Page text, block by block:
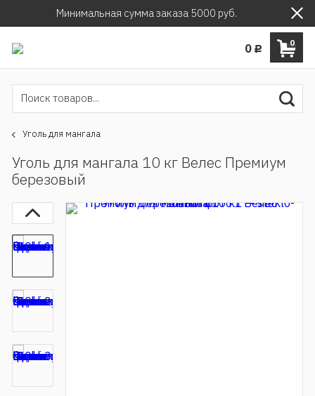
Минимальная сумма заказа 5000 руб.
0
0 Р
Уголь для мангала
Уголь для мангала 10 кг Велес Премиум
березовый